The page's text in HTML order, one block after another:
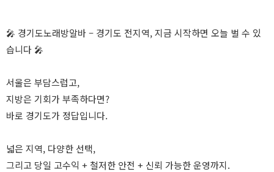
🎤 경기도노래방알바 – 경기도 전지역, 지금 시작하면 오늘 벌 수 있
습니다 🎤
서울은 부담스럽고,
지방은 기회가 부족하다면?
바로 경기도가 정답입니다.
넓은 지역, 다양한 선택,
그리고 당일 고수익 + 철저한 안전 + 신뢰 가능한 운영까지.